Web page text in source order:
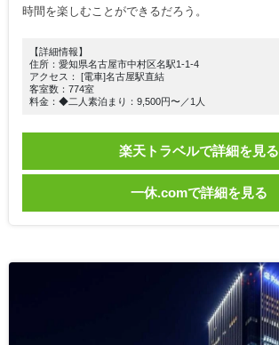
時間を楽しむことができるだろう。
【詳細情報】
住所：愛知県名古屋市中村区名駅1-1-4
アクセス： [電車]名古屋駅直結
客室数：774室
料金：◆二人素泊まり：9,500円〜／1人
楽天トラベルで詳細を見る
一休.comで詳細を見る